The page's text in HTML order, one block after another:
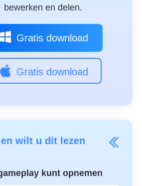
bewerken en delen.
Gratis download
Gratis download
wilt u dit lezen
kunt opnemen